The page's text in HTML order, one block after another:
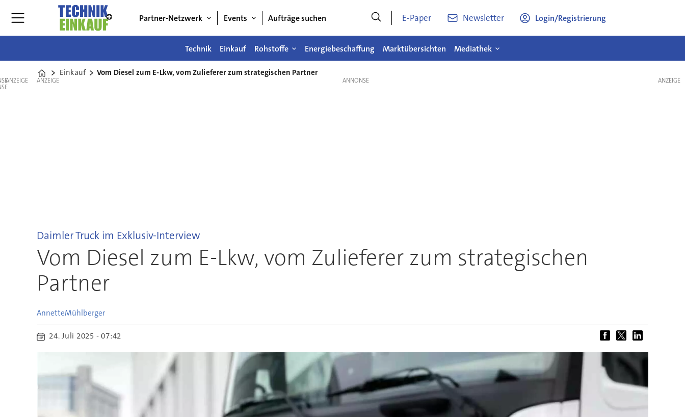
Partner-Netzwerk Events Aufträge suchen E-Paper Newsletter Login/Registrierung
Technik Einkauf Rohstoffe Energiebeschaffung Marktübersichten Mediathek
Home
Einkauf Vom Diesel zum E-Lkw, vom Zulieferer zum strategischen Partner
ANZEIGE ANZEIGE
Daimler Truck im Exklusiv-Interview
Vom Diesel zum E-Lkw, vom Zulieferer zum strategischen
Partner
AnnetteMühlberger
24. Juli 2025 - 07:42
ANZEIGE